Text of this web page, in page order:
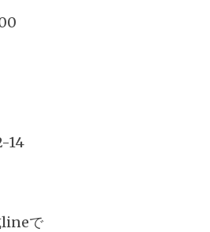
14
lineで